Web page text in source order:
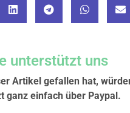
unterstützt uns
Artikel gefallen hat,
ganz einfach über Paypal.